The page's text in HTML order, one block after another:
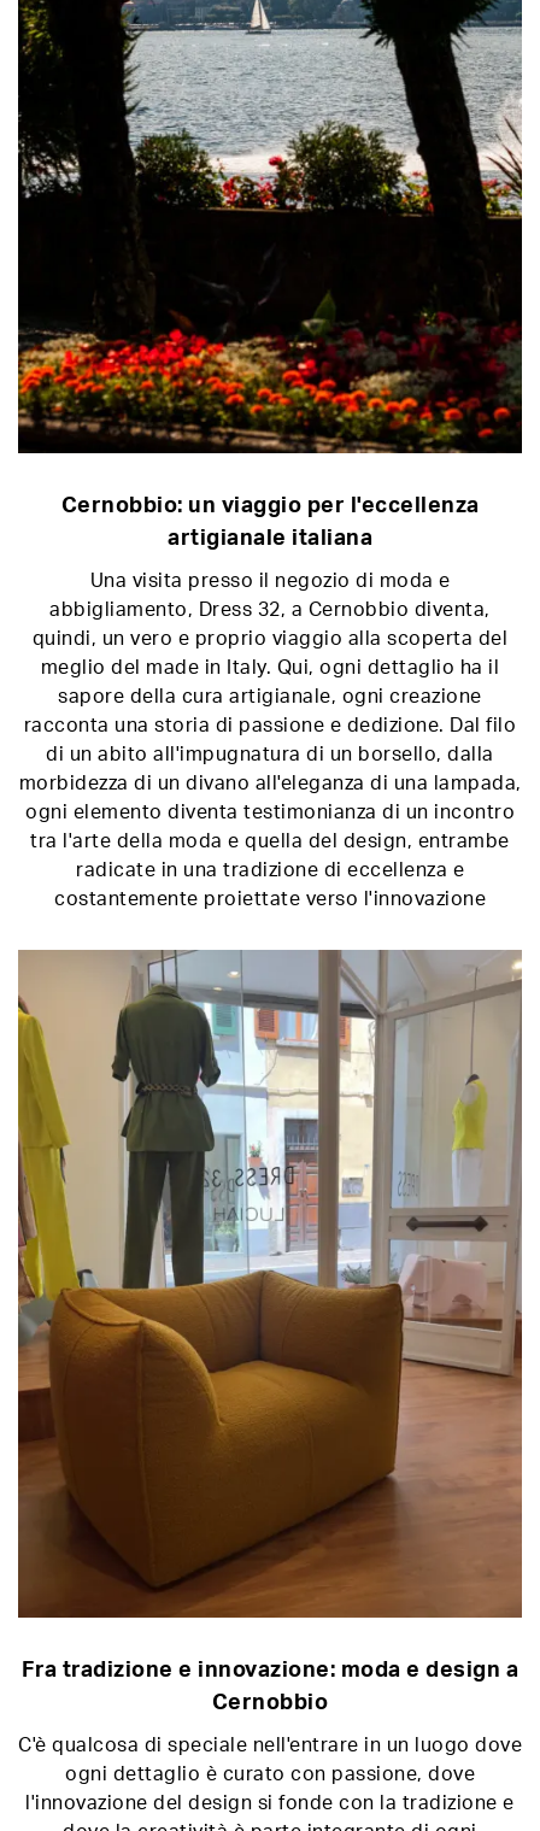
Cernobbio: un viaggio per l'eccellenza
artigianale italiana
Una visita presso il negozio di moda e
abbigliamento, Dress 32, a Cernobbio diventa,
quindi, un vero e proprio viaggio alla scoperta del
meglio del made in Italy. Qui, ogni dettaglio ha il
sapore della cura artigianale, ogni creazione
racconta una storia di passione e dedizione. Dal filo
di un abito all'impugnatura di un borsello, dalla
morbidezza di un divano all'eleganza di una lampada,
ogni elemento diventa testimonianza di un incontro
tra l'arte della moda e quella del design, entrambe
radicate in una tradizione di eccellenza e
costantemente proiettate verso l'innovazione
Fra tradizione e innovazione: moda e design a
Cernobbio
C'è qualcosa di speciale nell'entrare in un luogo dove
ogni dettaglio è curato con passione, dove
l'innovazione del design si fonde con la tradizione e